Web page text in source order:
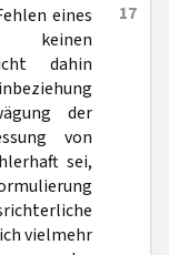
17
eines
dahin
der
von
sei,
vielmehr